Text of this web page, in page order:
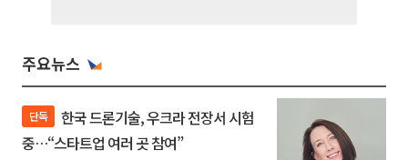
주요뉴스
단독
중…“스타트업 여러 곳 참여”